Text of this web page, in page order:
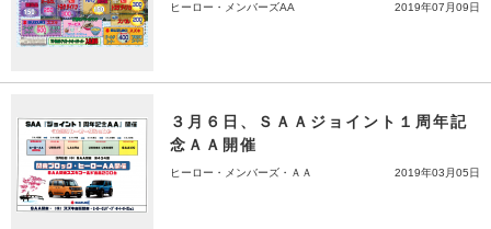
ヒーロー・メンバーズAA 2019年07月09日
３月６日、ＳＡＡジョイント１周年記
念ＡＡ開催
ヒーロー・メンバーズ・ＡＡ 2019年03月05日